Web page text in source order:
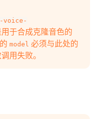
voice-
用于合成克隆音色的
model 必须与此处的
用失败。